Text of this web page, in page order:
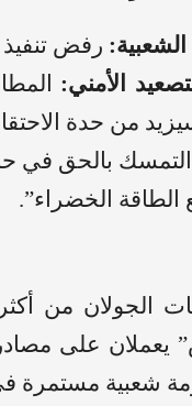
الشعبية: رفض
الأمني:
من حدة
التمسك بالحق في
الخضراء”.
الجولان من
على
شعبية